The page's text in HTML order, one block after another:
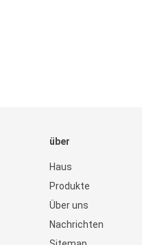
über
Haus
Produkte
Über uns
Nachrichten